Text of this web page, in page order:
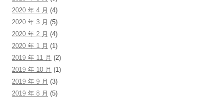
2020 年 4 月 (4)
2020 年 3 月 (5)
2020 年 2 月 (4)
2020 年 1 月 (1)
2019 年 11 月 (2)
2019 年 10 月 (1)
2019 年 9 月 (3)
2019 年 8 月 (5)